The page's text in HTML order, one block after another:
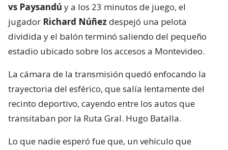
vs Paysandú y a los 23 minutos de juego, el
jugador Richard Núñez despejó una pelota
dividida y el balón terminó saliendo del pequeño
estadio ubicado sobre los accesos a Montevideo.
La cámara de la transmisión quedó enfocando la
trayectoria del esférico, que salía lentamente del
recinto deportivo, cayendo entre los autos que
transitaban por la Ruta Gral. Hugo Batalla.
Lo que nadie esperó fue que, un vehículo que